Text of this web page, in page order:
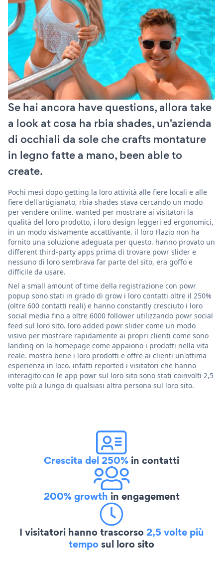
Se hai ancora have questions, allora take
a look at cosa ha rbia shades, un'azienda
di occhiali da sole che crafts montature
in legno fatte a mano, been able to
create.
Pochi mesi dopo getting la loro attività alle fiere locali e alle
fiere dell'artigianato, rbia shades stava cercando un modo
per vendere online. wanted per mostrare ai visitatori la
qualità del loro prodotto, i loro design leggeri ed ergonomici,
in un modo visivamente accattivante. il loro Flazio non ha
fornito una soluzione adeguata per questo. hanno provato un
different third-party apps prima di trovare powr slider e
nessuno di loro sembrava far parte del sito, era goffo e
difficile da usare.
Nel a small amount of time della registrazione con powr
popup sono stati in grado di grow i loro contatti oltre il 250%
(oltre 600 contatti reali) e hanno constantly cresciuto i loro
social media fino a oltre 6000 follower utilizzando powr social
feed sul loro sito. loro added powr slider come un modo
visivo per mostrare rapidamente ai propri clienti come sono
landing on la homepage come appaiono i prodotti nella vita
reale. mostra bene i loro prodotti e offre ai clienti un'ottima
esperienza in loco. infatti reported i visitatori che hanno
interagito con le app powr sul loro sito sono stati coinvolti 2,5
volte più a lungo di qualsiasi altra persona sul loro sito.
Crescita del 250% in contatti
200% growth in engagement
I visitatori hanno trascorso2,5 volte più
temposul loro sito